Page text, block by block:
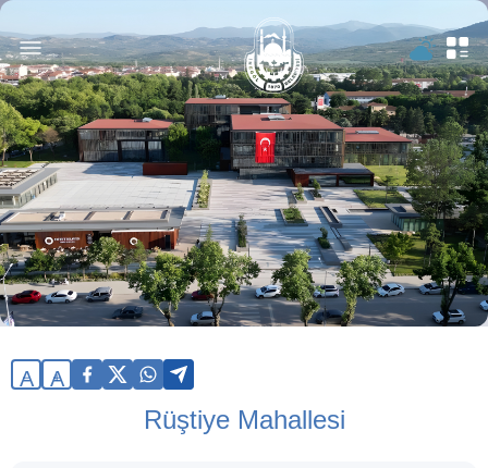
A A
Rüştiye Mahallesi